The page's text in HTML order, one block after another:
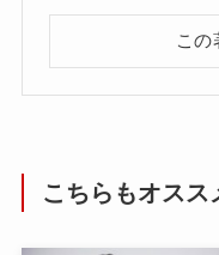
この
こちらもオスス